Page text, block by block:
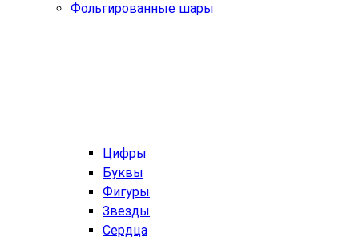
Фольгированные шары
Цифры
Буквы
Фигуры
Звезды
Сердца